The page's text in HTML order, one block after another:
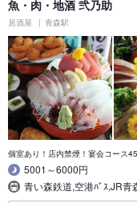
魚・肉・地酒 弐乃助
居酒屋 青森駅
個室あり！店内禁煙！宴会コース
5001～6000円
青い森鉄道,空港ﾊﾞｽ,JR